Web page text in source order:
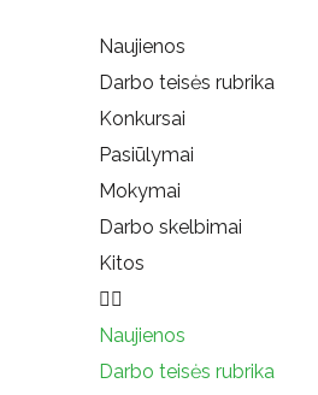
Naujienos
Darbo teisės rubrika
Konkursai
Pasiūlymai
Mokymai
Darbo skelbimai
Kitos
Naujienos
Darbo teisės rubrika